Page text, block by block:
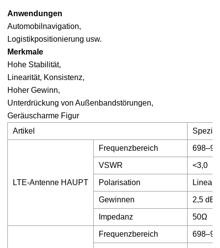
Anwendungen
Automobilnavigation,
Logistikpositionierung usw.
Merkmale
Hohe Stabilität,
Linearität, Konsistenz,
Hoher Gewinn,
Unterdrückung von Außenbandstörungen,
Geräuscharme Figur
Artikel
LTE-Antenne HAUPT
Frequenzbereich
VSWR <3,0
Polarisation Linear
Gewinnen 2,5 dBi
Impedanz 50Ω
Frequenzbereich